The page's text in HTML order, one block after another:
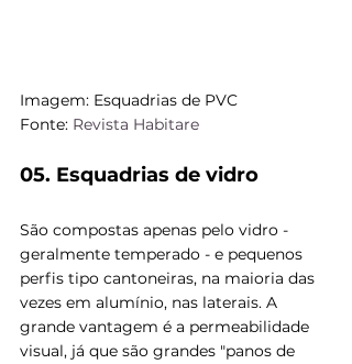
Imagem: Esquadrias de PVC
Fonte: Revista Habitare
05. Esquadrias de vidro
São compostas apenas pelo vidro -
geralmente temperado - e pequenos
perfis tipo cantoneiras, na maioria das
vezes em alumínio, nas laterais. A
grande vantagem é a permeabilidade
visual, já que são grandes "panos de